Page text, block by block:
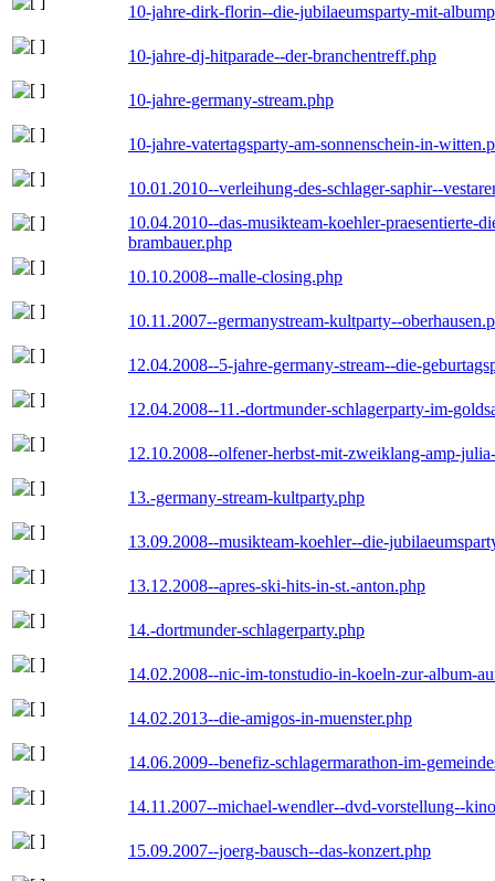
10-jahre-dirk-florin--die-jubilaeumsparty-mit-
10-jahre-dj-hitparade--der-branchentreff.php
10-jahre-germany-stream.php
10-jahre-vatertagsparty-am-sonnenschein-in-
10.01.2010--verleihung-des-schlager-saphir--
10.04.2010--das-musikteam-koehler-praesentierte-
brambauer.php
10.10.2008--malle-closing.php
10.11.2007--germanystream-kultparty--
12.04.2008--5-jahre-germany-stream--die-
12.04.2008--11.-dortmunder-schlagerparty-im-
12.10.2008--olfener-herbst-mit-zweiklang-amp-
13.-germany-stream-kultparty.php
13.09.2008--musikteam-koehler--die-
13.12.2008--apres-ski-hits-in-st.-anton.php
14.-dortmunder-schlagerparty.php
14.02.2008--nic-im-tonstudio-in-koeln-zur-album-
14.02.2013--die-amigos-in-muenster.php
14.06.2009--benefiz-schlagermarathon-im-
14.11.2007--michael-wendler--dvd-vorstellung--
15.09.2007--joerg-bausch--das-konzert.php